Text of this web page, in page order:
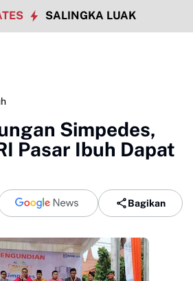
SALINGKA LUAK
Simpedes,
Pasar Ibuh Dapat
Bagikan